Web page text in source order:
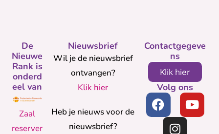
Nieuwsbrief
Wil je de nieuwsbrief
ontvangen?
Klik hier
Heb je nieuws voor de
nieuwsbrief?
De
Nieuwe
Rank is
onderd
eel van
Zaal
reserver
Contactgegeve
ns
Klik hier
Volg ons